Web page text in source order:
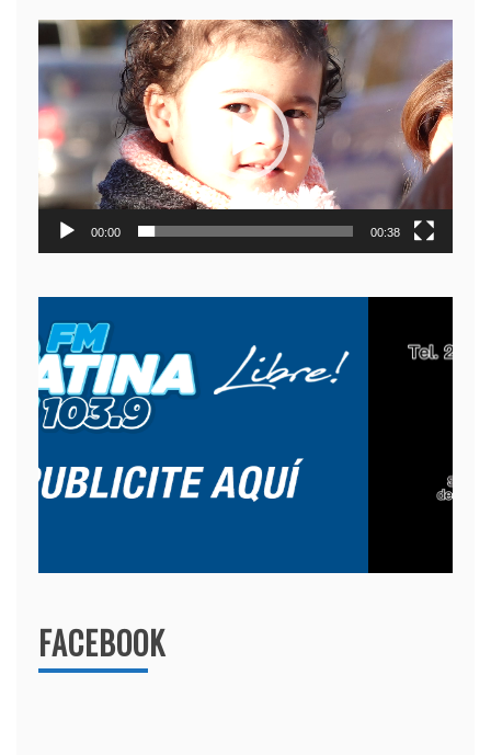
Reproductor
de
video
00:00 00:38
FACEBOOK